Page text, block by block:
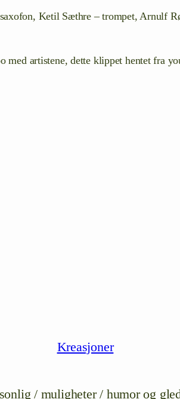
Ketil Sæthre – trompet, Arnulf
artistene, dette klippet hentet fra
Kreasjoner
/ muligheter / humor og